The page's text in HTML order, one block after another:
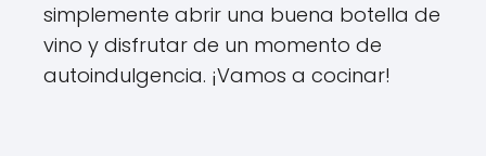
simplemente abrir una buena botella de
vino y disfrutar de un momento de
autoindulgencia. ¡Vamos a cocinar!